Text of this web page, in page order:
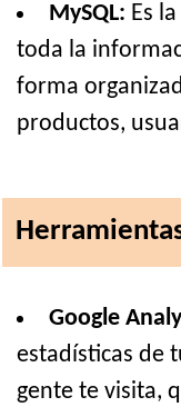
MySQL: Es
toda la
forma
productos,
Google
estadísticas de
gente te visita,